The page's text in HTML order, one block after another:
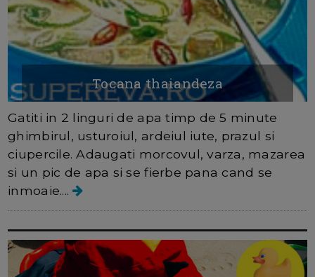
Tocana thaiandeza
Gatiti in 2 linguri de apa timp de 5 minute
ghimbirul, usturoiul, ardeiul iute, prazul si
ciupercile. Adaugati morcovul, varza, mazarea
si un pic de apa si se fierbe pana cand se
inmoaie....